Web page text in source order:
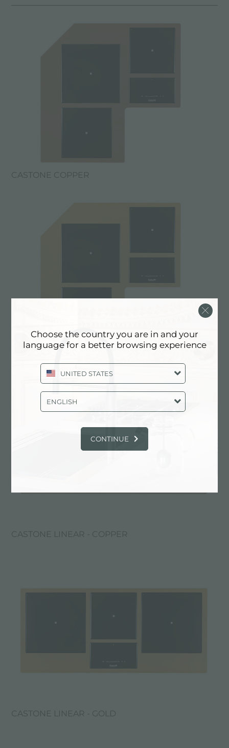
CASTONE COPPER
CASTONE LINEAR - COPPER
CASTONE LINEAR - GOLD
Choose the country you are in and your
language for a better browsing experience
UNITED STATES
ENGLISH
CONTINUE